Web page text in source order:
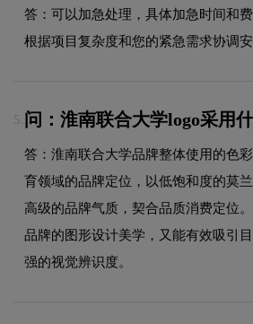
答：可以加急处理，具体加急时间和
根据项目复杂度和您的紧急需求协调安
5. 问：淮南联合大学logo采用
答：淮南联合大学品牌整体使用的色
育领域的品牌定位，以低饱和度的莫
高级的品牌气质，契合品质消费定位
品牌的图形设计美学，又能有效吸引
强的视觉辨识度。